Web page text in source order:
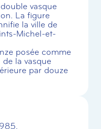
vasque
La figure
la ville de
Michel-et-
posée comme
la vasque
par douze